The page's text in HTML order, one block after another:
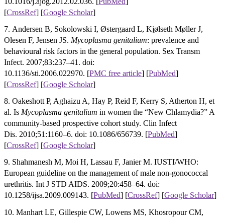
[CrossRef] [Google Scholar]
7. Andersen B, Sokolowski I, Østergaard L, Kjølseth Møller J,
Olesen F, Jensen JS. Mycoplasma genitalium: prevalence and
behavioural risk factors in the general population. Sex Transm
Infect. 2007;83:237–41. doi:
10.1136/sti.2006.022970. [PMC free article] [PubMed]
[CrossRef] [Google Scholar]
8. Oakeshott P, Aghaizu A, Hay P, Reid F, Kerry S, Atherton H, et
al. Is Mycoplasma genitalium in women the “New Chlamydia?” A
community-based prospective cohort study. Clin Infect
Dis. 2010;51:1160–6. doi: 10.1086/656739. [PubMed]
[CrossRef] [Google Scholar]
9. Shahmanesh M, Moi H, Lassau F, Janier M. IUSTI/WHO:
European guideline on the management of male non-gonococcal
urethritis. Int J STD AIDS. 2009;20:458–64. doi:
10.1258/ijsa.2009.009143. [PubMed] [CrossRef] [Google Scholar]
10. Manhart LE, Gillespie CW, Lowens MS, Khosropour CM,